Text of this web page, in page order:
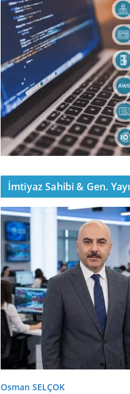
İmtiyaz Sahibi & Gen.
Osman SELÇOK